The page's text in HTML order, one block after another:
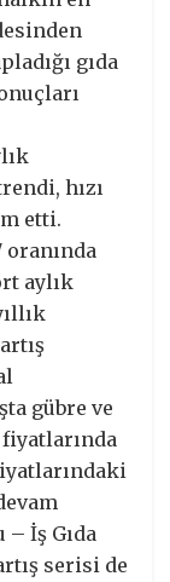
gıda
hızı
etti.
oranında
aylık
gübre ve
İş Gıda
serisi de